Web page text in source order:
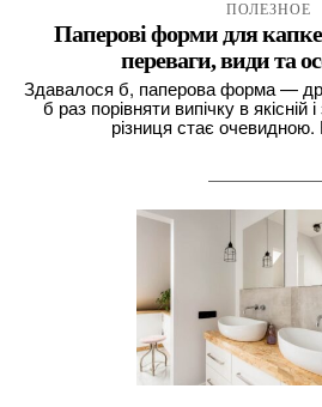
ПОЛЕЗНОЕ
Паперові форми для
переваги, види та
Здавалося б, паперова форма —
б раз порівняти випічку в якісній
різниця стає очевидною.